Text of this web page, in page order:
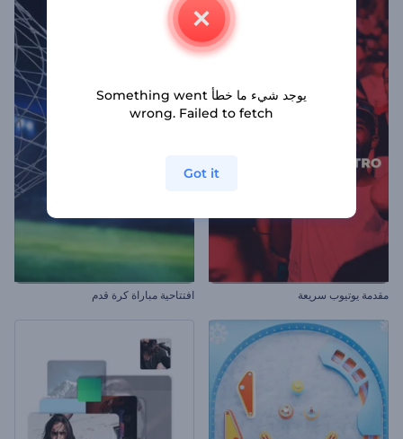
مقدمة يوتيوب سريعة افتتاحية مباراة كرة قدم
يوجد شيء ما خطأ Something went
wrong. Failed to fetch
Got it